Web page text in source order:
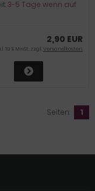
3-5 Tage wenn auf
2,90 EUR
19 % MwSt. zzgl.Versandkosten
Seiten: 1